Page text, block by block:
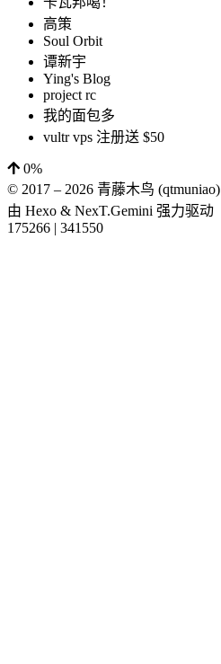
高策
Soul Orbit
谭新宇
Ying's Blog
project rc
我的面包多
vultr vps 注册送 $50
0%
© 2017 – 2026 青藤木鸟 (qtmuniao)
由 Hexo & NexT.Gemini 强力驱动
175266 | 341550